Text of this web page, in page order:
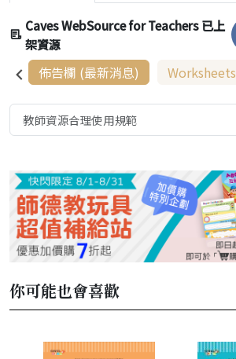
Caves WebSource for Teachers 已上
架資源
佈告欄 (最新消息) Worksheets
教師資源合理使用規範
你可能也會喜歡